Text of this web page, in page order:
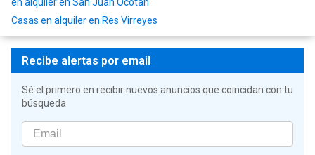
en alquiler en San Juan Ocotan
Casas en alquiler en Res Virreyes
Recibe alertas por email
Sé el primero en recibir nuevos anuncios que coincidan con tu
búsqueda